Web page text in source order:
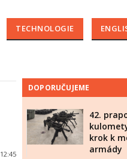
TECHNOLOGIE
12:45
DOPORUČUJEME
42.
krok k
armády